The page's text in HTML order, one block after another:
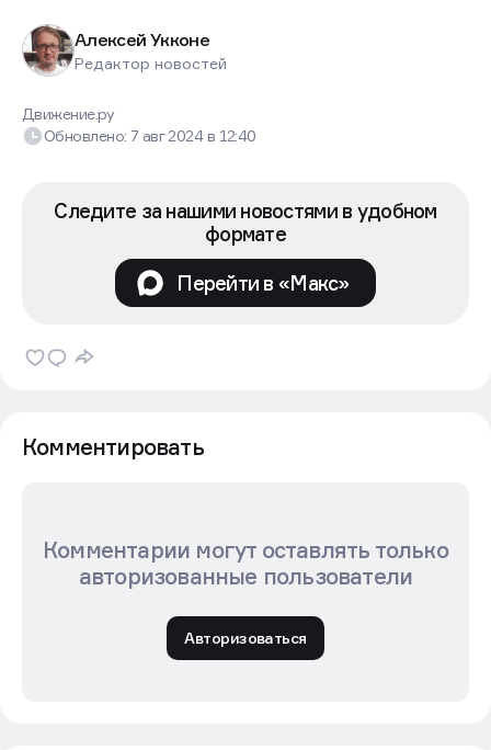
Алексей Укконе
Редактор новостей
Движение.ру
Обновлено: 7 авг 2024в 12:40
Следите за нашими новостями в удобном
формате
Перейти в «Макс»
Комментировать
Комментарии могут оставлять только
авторизованные пользователи
Авторизоваться